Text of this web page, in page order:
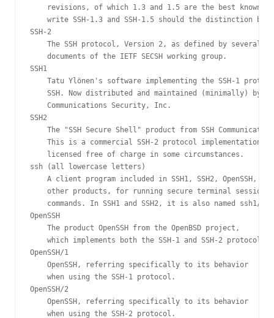
revisions, of which 1.3 and 1.5 are the best known,
write SSH-1.3 and SSH-1.5 should the distinction be
SSH-2
The SSH protocol, Version 2, as defined by several
    documents of the IETF SECSH working group.
SSH1
Tatu Ylönen's software implementing the SSH-1
SSH. Now distributed and maintained (minimally) by
    Communications Security, Inc.
SSH2
The "SSH Secure Shell" product from SSH
This is a commercial SSH-2 protocol implementation,
    licensed free of charge in some circumstances.
ssh (all lowercase letters)
A client program included in SSH1, SSH2, OpenSSH, F-
other products, for running secure terminal sessions
commands. In SSH1 and SSH2, it is also named ssh1/
OpenSSH
    The product OpenSSH from the OpenBSD project,
    which implements both the SSH-1 and SSH-2 protocols.
OpenSSH/1
    OpenSSH, referring specifically to its behavior
    when using the SSH-1 protocol.
OpenSSH/2
    OpenSSH, referring specifically to its behavior